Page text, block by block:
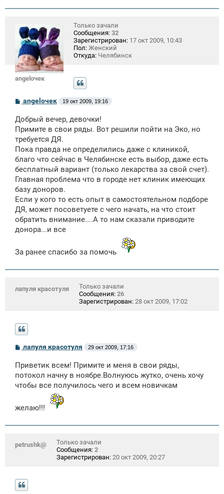
angelочек
Только зачали
Сообщения: 32
Зарегистрирован: 17 окт 2009, 10:43
Пол: Женский
Откуда: Челябинск
С
о
б
щ
е
н
и
angelочек 19 окт 2009, 19:16
Добрый вечер, девочки!
Примите в свои ряды. Вот решили пойти на Эко, но
требуется ДЯ.
Пока правда не определились даже с клиникой,
благо что сейчас в Челябинске есть выбор, даже есть
бесплатный вариант (только лекарства за свой счет).
Главная проблема что в городе нет клиник имеющих
базу доноров.
Если у кого то есть опыт в самостоятельном подборе
ДЯ, может посоветуете с чего начать, на что стоит
обратить внимание....А то нам сказали приводите
донора...и все
За ранее спасибо за помочь
лапуля красотуля
Только зачали
Сообщения: 26
Зарегистрирован: 28 окт 2009, 17:02
С
о
б
щ
н
лапуля красотуля 29 окт 2009, 17:16
Приветик всем! Примите и меня в свои ряды,
потокол начну в ноябре.Волнуюсь жутко, очень хочу
чтобы все получилось чего и всем новичкам
желаю!!!
petrushk@
Только зачали
Сообщения: 2
Зарегистрирован: 20 окт 2009, 20:27